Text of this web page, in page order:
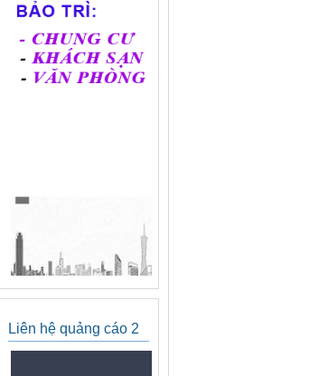
Liên hệ quảng cáo 2